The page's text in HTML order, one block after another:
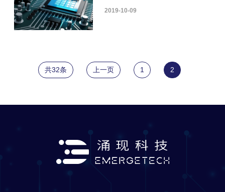
2019-10-09
共32条 上一页 1 2